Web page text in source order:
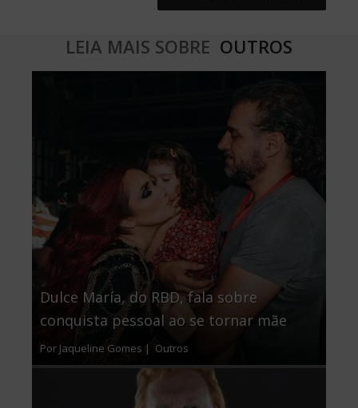
LEIA MAIS SOBRE OUTROS
Dulce María, do RBD, fala sobre
conquista pessoal ao se tornar mãe
Por Jaqueline Gomes | Outros